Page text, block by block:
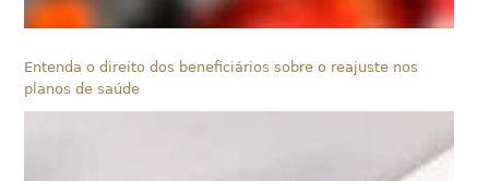
Entenda o direito dos beneficiários sobre o reajuste nos
planos de saúde